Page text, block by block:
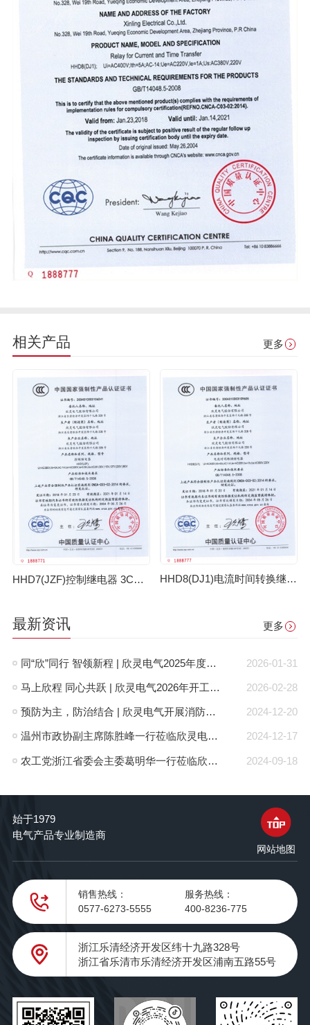
相关产品 更多
HHD7(JZF)控制继电器 3C证书【CCC】 HHD8(DJ1)电流时间转换继电器3C证书 【CCC】
最新资讯 更多
2026-01-31
同“欣”同行 智领新程 | 欣灵电气2025年度表彰总结大会暨新年酒会成功举办！
2026-02-28
马上欣程 同心共跃 | 欣灵电气2026年开工大吉！
2024-12-20
预防为主，防治结合 | 欣灵电气开展消防应急预案演练活动
2024-12-17
温州市政协副主席陈胜峰一行莅临欣灵电气调研指导
2024-09-18
农工党浙江省委会主委葛明华一行莅临欣灵电气考察调研
始于1979
电气产品专业制造商
网站地图
销售热线：
0577-6273-5555
服务热线：
400-8236-775
浙江乐清经济开发区纬十九路328号
浙江省乐清市乐清经济开发区浦南五路55号